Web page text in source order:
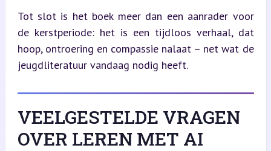
Tot slot is het boek meer dan een aanrader voor
de kerstperiode: het is een tijdloos verhaal, dat
hoop, ontroering en compassie nalaat – net wat de
jeugdliteratuur vandaag nodig heeft.
VEELGESTELDE VRAGEN
OVER LEREN MET AI